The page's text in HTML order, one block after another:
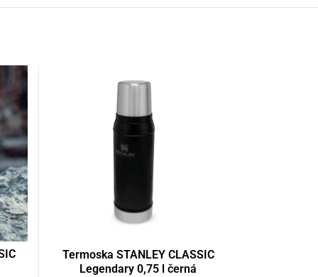
Termoska STANLEY CLASSIC
Legendary 0,75 l černá